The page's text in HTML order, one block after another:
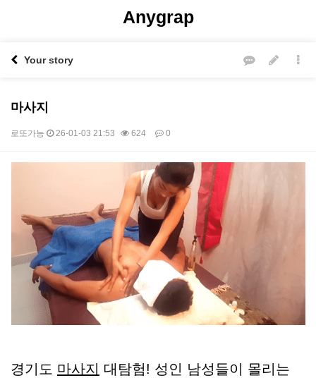
Anygrap
Your story
마사지
로또가능 26-01-03 21:53 624 0
경기도 마사지
대탐험! 성인 남성들이 몰리는